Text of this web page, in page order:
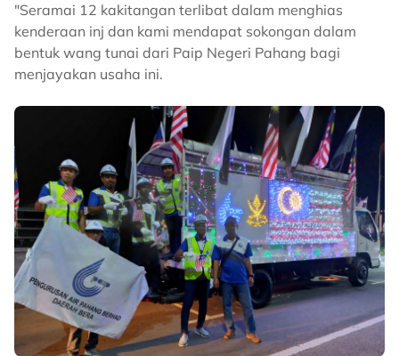
"Seramai 12 kakitangan terlibat dalam menghias
kenderaan inj dan kami mendapat sokongan dalam
bentuk wang tunai dari Paip Negeri Pahang bagi
menjayakan usaha ini.